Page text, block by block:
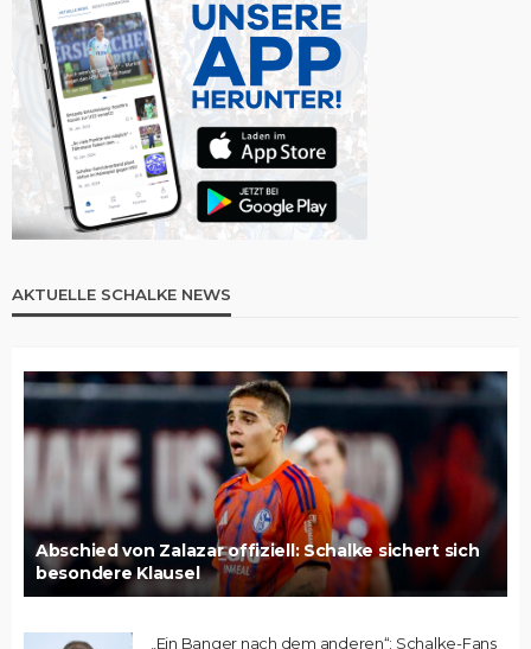
AKTUELLE SCHALKE NEWS
Abschied von Zalazar offiziell: Schalke sichert sich
besondere Klausel
„Ein Banger nach dem anderen“: Schalke-Fans